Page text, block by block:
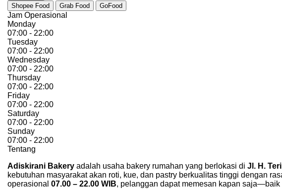
Shopee Food
Grab Food GoFood
Jam Operasional
Monday
07:00 - 22:00
Tuesday
07:00 - 22:00
Wednesday
07:00 - 22:00
Thursday
07:00 - 22:00
Friday
07:00 - 22:00
Saturday
07:00 - 22:00
Sunday
07:00 - 22:00
Tentang
Adiskirani Bakery adalah usaha bakery rumahan yang berlokasi di Jl. H.
kebutuhan masyarakat akan roti, kue, dan pastry berkualitas tinggi dengan
operasional 07.00 – 22.00 WIB, pelanggan dapat memesan kapan